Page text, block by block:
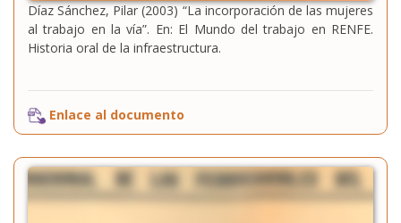
Díaz Sánchez, Pilar (2003) “La incorporación de las mujeres
al trabajo en la vía”. En: El Mundo del trabajo en RENFE.
Historia oral de la infraestructura.
Enlace al documento